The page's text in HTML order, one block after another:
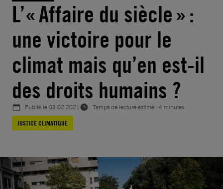
L’« Affaire du siècle » :
une victoire pour le
climat mais qu’en est-il
des droits humains ?
Publié le03.02.2021
Temps de lecture estimé : 4 minutes
JUSTICE CLIMATIQUE